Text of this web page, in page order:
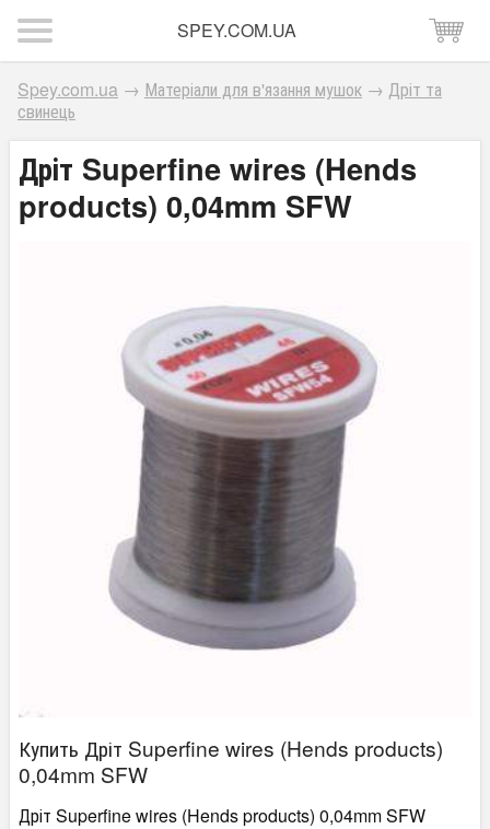
SPEY.COM.UA
Spey.com.ua → Матеріали для в'язання мушок → Дріт та
свинець
Дріт Superfine wires (Hends
products) 0,04mm SFW
Купить Дріт Superfine wires (Hends products)
0,04mm SFW
Дріт Superfine wires (Hends products) 0,04mm SFW